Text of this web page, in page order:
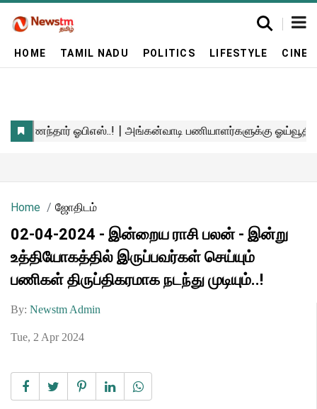
HOME TAMIL NADU POLITICS LIFESTYLE
Home ஜோதிடம்
02-04-2024 - இன்றைய ராசி பலன் - இன்று
உத்தியோகத்தில் இருப்பவர்கள் செய்யும்
பணிகள் திருப்திகரமாக நடந்து முடியும்..!
By: Newstm Admin
Tue, 2 Apr 2024